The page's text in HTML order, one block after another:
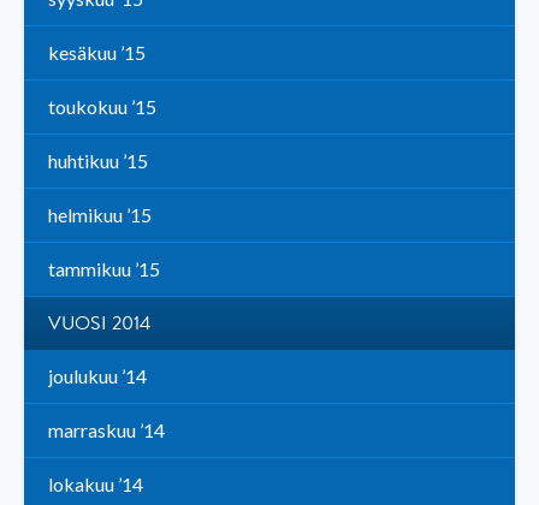
kesäkuu ’15
toukokuu ’15
huhtikuu ’15
helmikuu ’15
tammikuu ’15
VUOSI 2014
joulukuu ’14
marraskuu ’14
lokakuu ’14